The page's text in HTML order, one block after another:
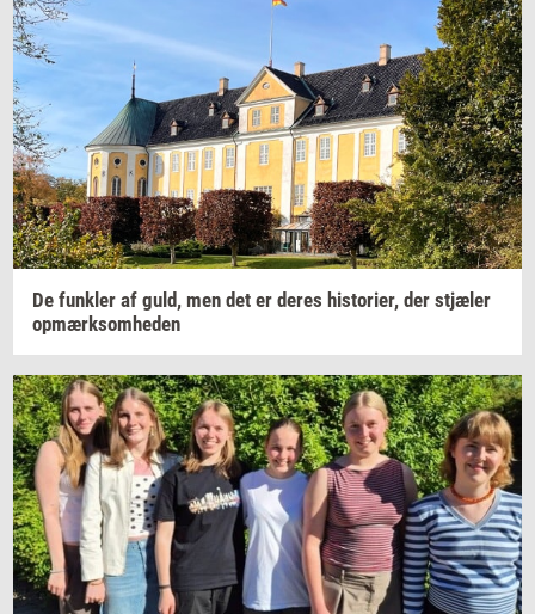
De funk­ler af guld, men det er deres hi­sto­ri­er, der stjæ­ler
op­mærk­som­he­den